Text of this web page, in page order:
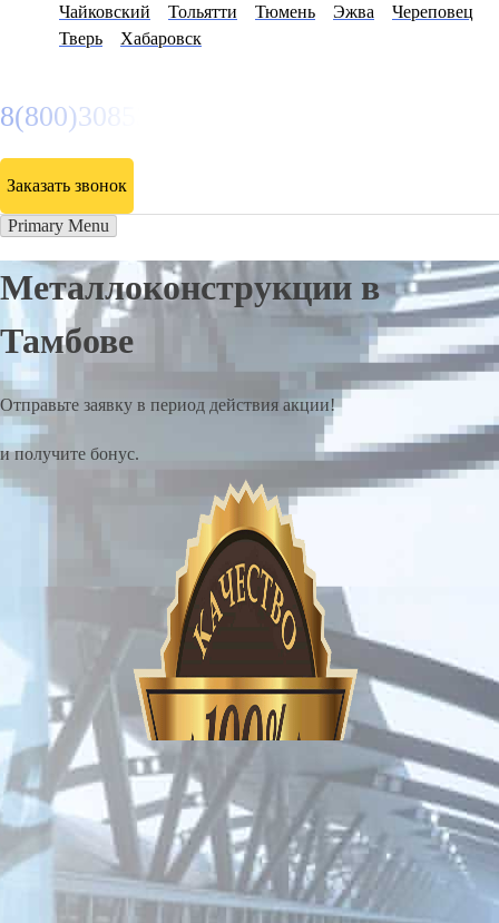
Чайковский
Тольятти Тюмень Эжва
Череповец
Тверь
Хабаровск
8(800)3085303
Заказать звонок
Primary Menu
Металлоконструкции в
Тамбове
Отправьте заявку в период действия акции!
и получите бонус.